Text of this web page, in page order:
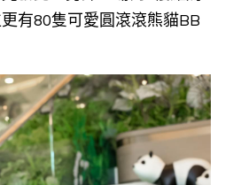
有80隻可愛圓滾滾熊貓BB